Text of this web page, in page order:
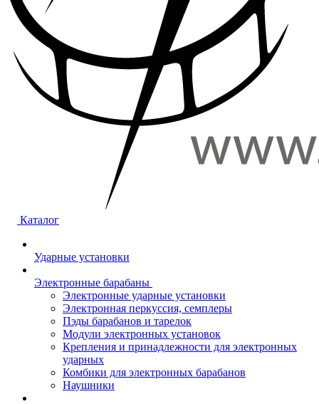
Каталог
Ударные установки
Электронные барабаны
Электронные ударные установки
Электронная перкуссия, семплеры
Пэды барабанов и тарелок
Модули электронных установок
Крепления и принадлежности для электронных
ударных
Комбики для электронных барабанов
Наушники